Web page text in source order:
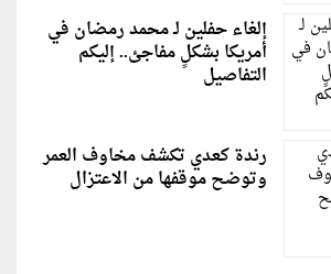
إلغاء حفلين لـ محمد رمضان في
أمريكا بشكلٍ مفاجئ.. إليكم
التفاصيل
رندة كعدي تكشف مخاوف العمر
وتوضح موقفها من الاعتزال